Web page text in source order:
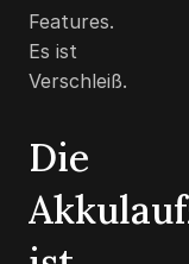
Features.
Es ist
Verschleiß.
Die